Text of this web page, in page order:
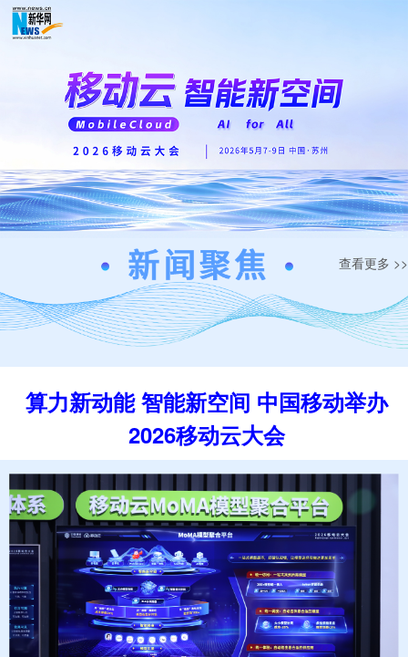
查看更多 >>
算力新动能 智能新空间 中国移动举办
2026移动云大会